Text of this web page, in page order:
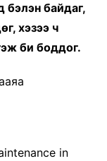
бэлэн байдаг,
хэзээ ч
би боддог.
in